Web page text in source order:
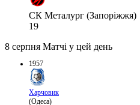
СК Металург (Запоріжжя)
19
8 серпня Матчі у цей день
1957
Харчовик
(Одеса)